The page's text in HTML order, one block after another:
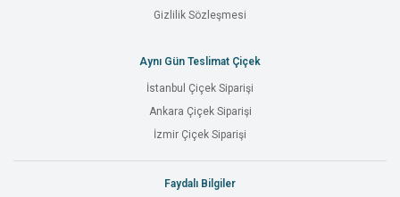
Gizlilik Sözleşmesi
Aynı Gün Teslimat Çiçek
İstanbul Çiçek Siparişi
Ankara Çiçek Siparişi
İzmir Çiçek Siparişi
Faydalı Bilgiler